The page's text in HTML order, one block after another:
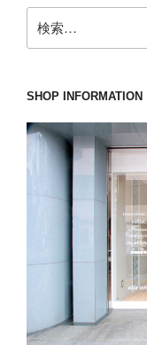
索:
SHOP INFORMATION